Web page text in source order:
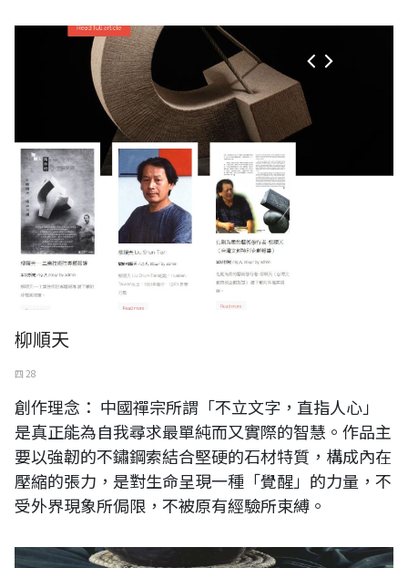
柳順天
四 28
創作理念： 中國禪宗所謂「不立文字，直指人心」
是真正能為自我尋求最單純而又實際的智慧。作品主
要以強韌的不鏽鋼索結合堅硬的石材特質，構成內在
壓縮的張力，是對生命呈現一種「覺醒」的力量，不
受外界現象所侷限，不被原有經驗所束縛。